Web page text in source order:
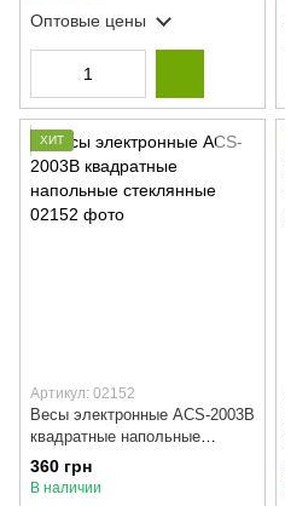
Оптовые цены
ХИТ
Артикул: 02152
Весы электронные ACS-2003B
квадратные напольные
стеклянные
360 грн
В наличии